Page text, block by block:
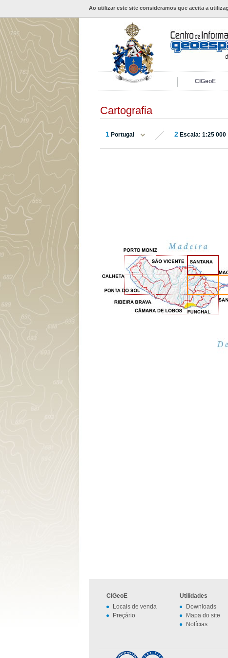
Ao utilizar este site consideramos que aceita a
CIGeoE
Cartografia
1 Portugal 2 Escala: 1:25 000
CIGeoE
Locais de venda
Preçário
Utilidades
Downloads
Mapa do site
Notícias